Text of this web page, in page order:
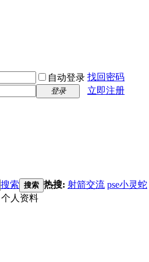
自动登录 找回密码
登录
立即注册
搜索 搜索 热搜: 射箭交流 pse小灵蛇
个人资料